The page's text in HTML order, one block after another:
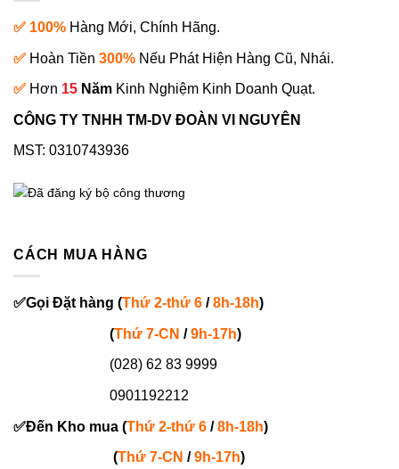
✅ 100% Hàng Mới, Chính Hãng.
✅ Hoàn Tiền 300% Nếu Phát Hiện Hàng Cũ, Nhái.
✅ Hơn 15 Năm Kinh Nghiệm Kinh Doanh Quạt.
CÔNG TY TNHH TM-DV ĐOÀN VI NGUYÊN
MST: 0310743936
CÁCH MUA HÀNG
✅Gọi Đặt hàng (Thứ 2-thứ 6 /8h-18h)
(Thứ 7-CN /9h-17h)
(028) 62 83 9999
0901192212
✅Đến Kho mua (Thứ 2-thứ 6 /8h-18h)
(Thứ 7-CN /9h-17h)